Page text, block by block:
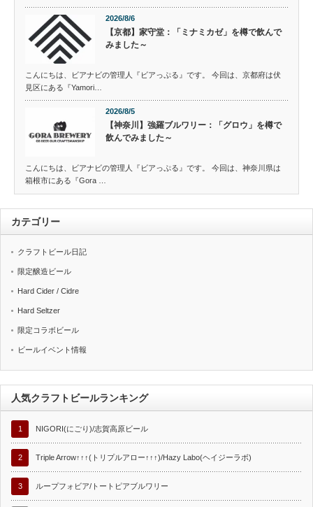
2026/8/6
【京都】家守堂：「ミナミカゼ」を樽で飲んで
みました～
こんにちは、ビアナビの管理人『ビアっぷる』です。 今回は、京都府は伏
見区にある『Yamori…
2026/8/5
【神奈川】強羅ブルワリー：「グロウ」を樽で
飲んでみました～
こんにちは、ビアナビの管理人『ビアっぷる』です。 今回は、神奈川県は
箱根市にある『Gora …
カテゴリー
クラフトビール日記
限定醸造ビール
Hard Cider / Cidre
Hard Seltzer
限定コラボビール
ビールイベント情報
人気クラフトビールランキング
1 NIGORI(にごり)/志賀高原ビール
2 Triple Arrow↑↑↑(トリプルアロー↑↑↑)/Hazy Labo(ヘイジーラボ)
3 ループフォビア/トートピアブルワリー